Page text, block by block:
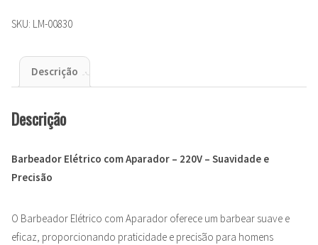
SKU: LM-00830
Descrição
Descrição
Barbeador Elétrico com Aparador – 220V – Suavidade e
Precisão
O Barbeador Elétrico com Aparador oferece um barbear suave e
eficaz, proporcionando praticidade e precisão para homens